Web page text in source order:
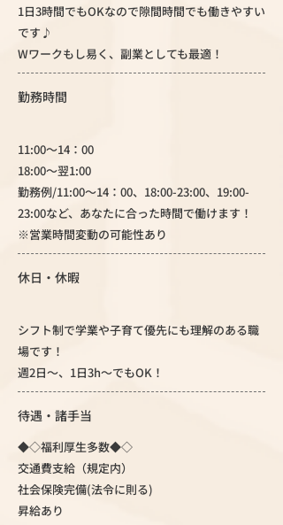
1日3時間でもOKなので隙間時間でも働きやすい
です♪
Wワークもし易く、副業としても最適！
勤務時間
11:00～14：00
18:00～翌1:00
勤務例/11:00～14：00、18:00-23:00、19:00-
23:00など、あなたに合った時間で働けます！
※営業時間変動の可能性あり
休日・休暇
シフト制で学業や子育て優先にも理解のある職
場です！
週2日～、1日3h～でもOK！
待遇・諸手当
◆◇福利厚生多数◆◇
交通費支給（規定内）
社会保険完備(法令に則る)
昇給あり